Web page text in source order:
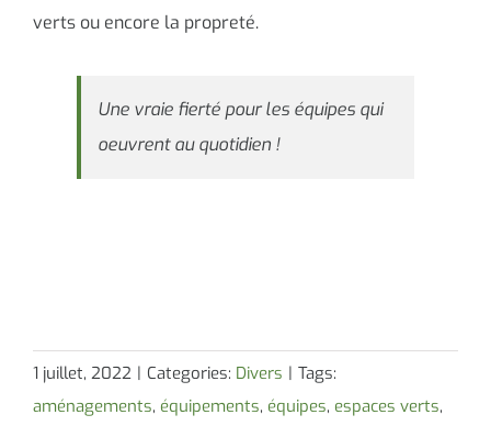
verts ou encore la propreté.
Une vraie fierté pour les équipes qui
oeuvrent au quotidien !
1 juillet, 2022 | Categories: Divers | Tags:
aménagements, équipements, équipes, espaces verts,